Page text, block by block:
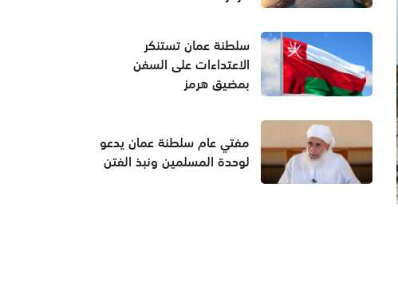
سلطنة عمان تستنكر
الاعتداءات على السفن
بمضيق هرمز
مفتي عام سلطنة عمان يدعو
لوحدة المسلمين ونبذ الفتن